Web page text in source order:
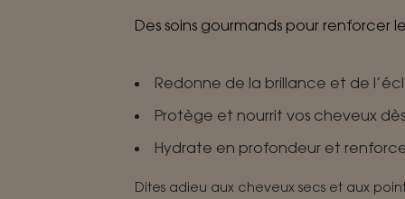
Des soins gourmands pour renforcer
Redonne de la brillance et de
Protège et nourrit vos cheveux
Hydrate en profondeur et
Dites adieu aux cheveux secs et aux